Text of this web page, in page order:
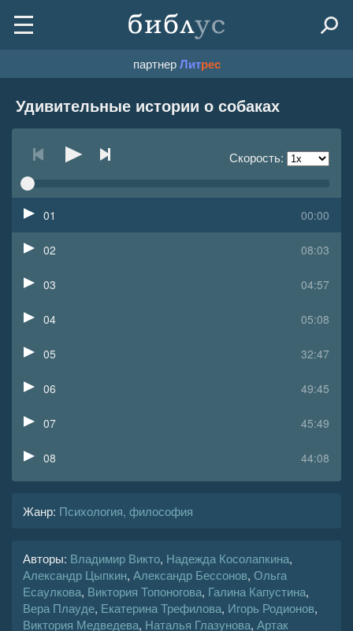
партнерЛитрес
Удивительные истории о собаках
Скорость:
00:00
01
08:03
02
04:57
03
05:08
04
32:47
05
49:45
06
45:49
07
44:08
08
11
42:50
12
Жанр: Психология, философия
Авторы: Владимир Викто, Надежда Косолапкина,
Александр Цыпкин, Александр Бессонов, Ольга
Есаулкова, Виктория Топоногова, Галина Капустина,
Вера Плауде, Екатерина Трефилова, Игорь Родионов,
Виктория Медведева, Наталья Глазунова, Артак